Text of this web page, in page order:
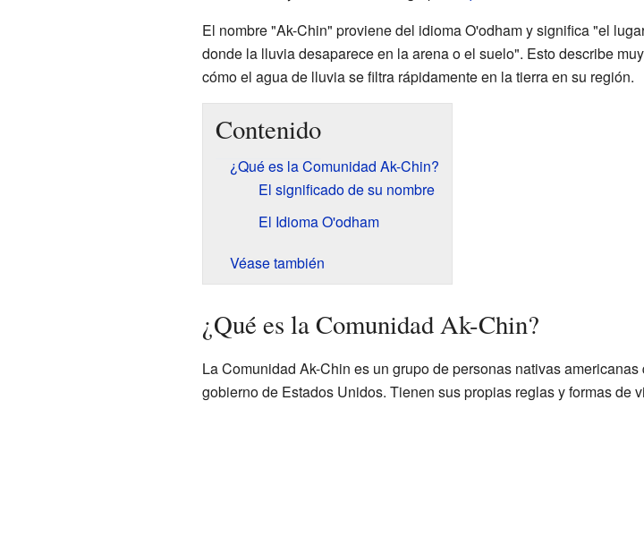
El nombre "Ak-Chin" proviene del idioma O'odham y significa "el
donde la lluvia desaparece en la arena o el suelo". Esto describe
cómo el agua de lluvia se filtra rápidamente en la tierra en su región.
Contenido
¿Qué es la Comunidad Ak-Chin?
El significado de su nombre
El Idioma O'odham
Véase también
¿Qué es la Comunidad Ak-Chin?
La Comunidad Ak-Chin es un grupo de personas nativas
gobierno de Estados Unidos. Tienen sus propias reglas y formas de